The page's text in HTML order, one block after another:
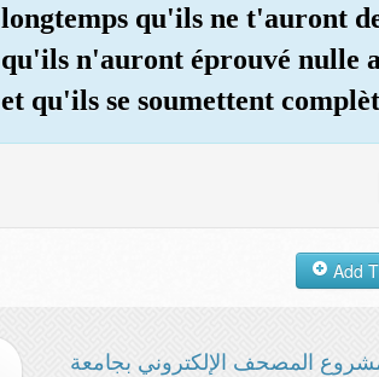
longtemps qu'ils ne t'auront
qu'ils n'auront éprouvé nulle
et qu'ils se soumettent
المصحف الإلكتروني بجامعة